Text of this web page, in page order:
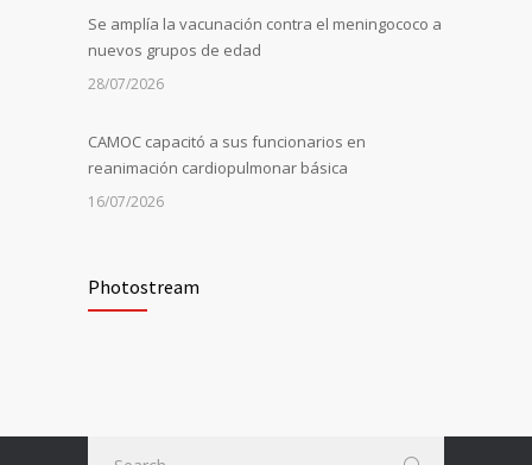
Se amplía la vacunación contra el meningococo a
nuevos grupos de edad
28/07/2026
CAMOC capacitó a sus funcionarios en
reanimación cardiopulmonar básica
16/07/2026
compartir su experiencia en mejora continua
Photostream